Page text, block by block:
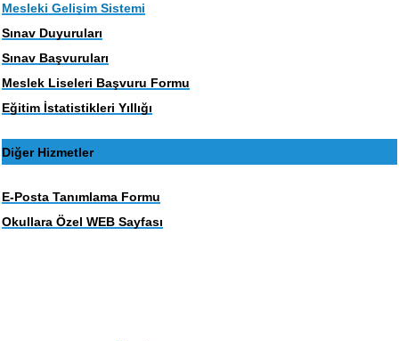
Mesleki Gelişim Sistemi
Sınav Duyuruları
Sınav Başvuruları
Meslek Liseleri Başvuru Formu
Eğitim İstatistikleri Yıllığı
Diğer Hizmetler
E-Posta Tanımlama Formu
Okullara Özel WEB Sayfası